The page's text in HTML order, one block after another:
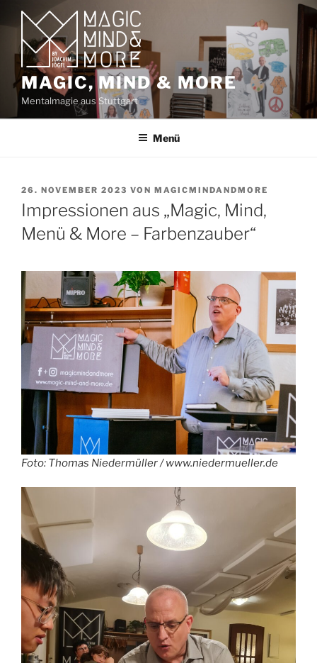
Zum
Inhalt
springen
MAGIC, MIND & MORE
Mentalmagie aus Stuttgart
Menü
VERÖFFENTLICHT
AM
26. NOVEMBER 2023 VON MAGICMINDANDMORE
Impressionen aus „Magic, Mind,
Menü & More – Farbenzauber“
Foto: Thomas Niedermüller / www.niedermueller.de